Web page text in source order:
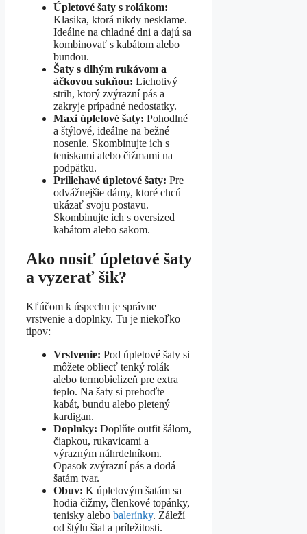
Úpletové šaty s rolákom:
Klasika, ktorá nikdy nesklame.
Ideálne na chladné dni a dajú sa
kombinovať s kabátom alebo
bundou.
Šaty s dlhým rukávom a
áčkovou sukňou: Lichotivý
strih, ktorý zvýrazní pás a
zakryje prípadné nedostatky.
Maxi úpletové šaty: Pohodlné
a štýlové, ideálne na bežné
nosenie. Skombinujte ich s
teniskami alebo čižmami na
podpätku.
Priliehavé úpletové šaty: Pre
odvážnejšie dámy, ktoré chcú
ukázať svoju postavu.
Skombinujte ich s oversized
kabátom alebo sakom.
Ako nosiť úpletové šaty
a vyzerať šik?
Kľúčom k úspechu je správne
vrstvenie a doplnky. Tu je niekoľko
tipov:
Vrstvenie: Pod úpletové šaty si
môžete obliecť tenký rolák
alebo termobielizeň pre extra
teplo. Na šaty si prehoďte
kabát, bundu alebo pletený
kardigan.
Doplnky: Doplňte outfit šálom,
čiapkou, rukavicami a
výrazným náhrdelníkom.
Opasok zvýrazní pás a dodá
šatám tvar.
Obuv: K úpletovým šatám sa
hodia čižmy, členkové topánky,
tenisky alebo balerínky. Záleží
od štýlu šiat a príležitosti.